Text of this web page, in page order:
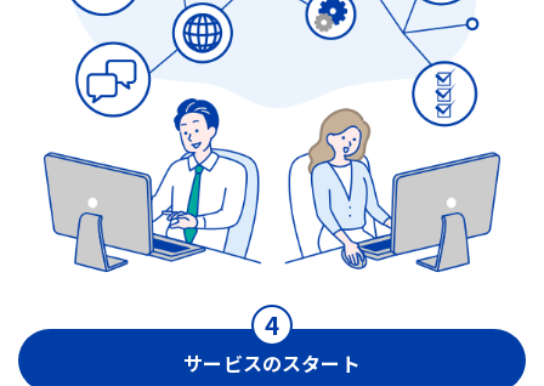
サービスのスタート